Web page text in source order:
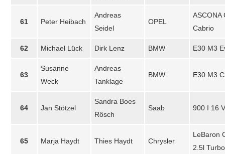
61 Peter Heibach
Andreas
Seidel
OPEL
ASCONA
Cabrio
62 Michael Lück Dirk Lenz BMW E30 M3
63
Susanne
Weck
Andreas
Tanklage
BMW E30 M3
64 Jan Stötzel
Sandra Boes
Rösch
Saab 900 I 16
65 Marja Haydt Thies Haydt Chrysler
LeBaron
2.5l Turbo